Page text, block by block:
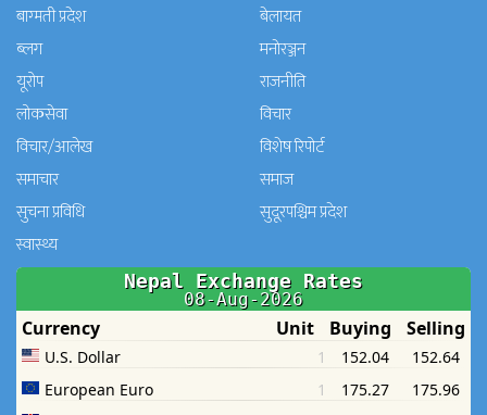
बाग्मती प्रदेश
बेलायत
ब्लग
मनाेरञ्जन
यूरोप
राजनीति
लोकसेवा
विचार
विचार/आलेख
विशेष रिपोर्ट
समाचार
समाज
सुचना प्रविधि
सुदूरपश्चिम प्रदेश
स्वास्थ्य